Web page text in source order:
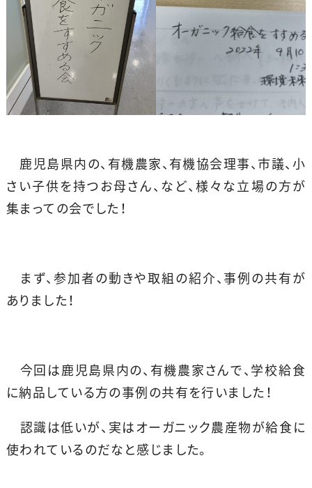
鹿児島県内の、有機農家、有機協会理事、市議、小
さい子供を持つお母さん、など、様々な立場の方が
集まっての会でした！
まず、参加者の動きや取組の紹介、事例の共有が
ありました！
今回は鹿児島県内の、有機農家さんで、学校給食
に納品している方の事例の共有を行いました！
認識は低いが、実はオーガニック農産物が給食に
使われているのだなと感じました。